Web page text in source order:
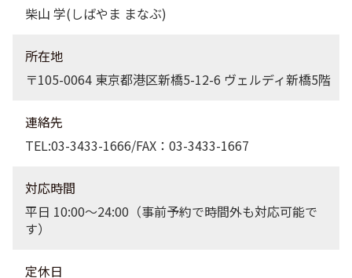
柴山 学(しばやま まなぶ)
所在地
〒105-0064 東京都港区新橋5-12-6 ヴェルディ新橋5階
連絡先
TEL:03-3433-1666/FAX：03-3433-1667
対応時間
平日 10:00〜24:00（事前予約で時間外も対応可能で
す）
定休日